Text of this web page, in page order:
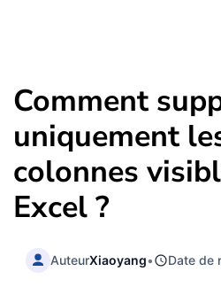
Comment
uniquement
colonnes
Excel ?
AuteurXiaoyang• Date de